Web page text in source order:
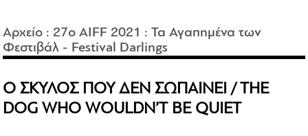
Αρχείο :27o AIFF 2021 :Τα Αγαπημένα των
Φεστιβάλ - Festival Darlings
Ο ΣΚΥΛΟΣ ΠΟΥ ΔΕΝ ΣΩΠΑΙΝΕΙ / THE
DOG WHO WOULDN’T BE QUIET